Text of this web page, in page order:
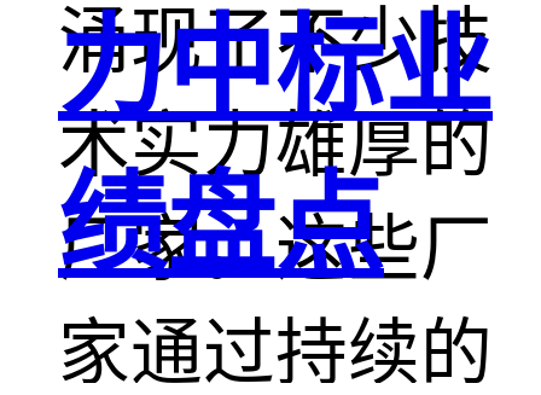
涌现了不少技
术实力雄厚的
厂家。这些厂
家通过持续的
力中标业
绩盘点